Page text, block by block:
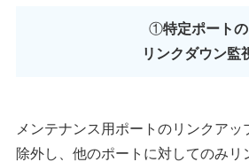
①特定ポートの
リンクダウン監
メンテナンス用ポートのリンクアッ
除外し、他のポートに対してのみリ